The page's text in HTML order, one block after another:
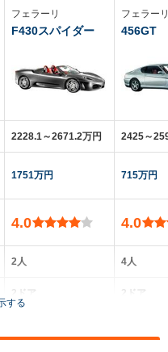
フェラーリ
F430スパイダー
2228.1～2671.2万円
1751万円
4.0
2人
2ドア
全高
フェラー
456GT
2425～
715万円
4.0
4人
2ドア
する